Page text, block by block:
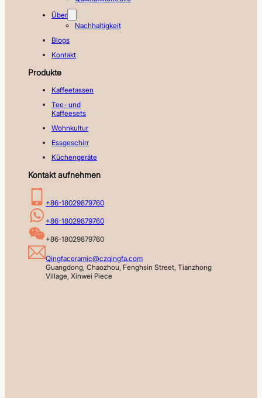
Über
Nachhaltigkeit
Blogs
Kontakt
Produkte
Kaffeetassen
Tee- und
Kaffeesets
Wohnkultur
Essgeschirr
Küchengeräte
Kontakt aufnehmen
+86-18029879760
+86-18029879760
+86-18029879760
Qingfaceramic@czqingfa.com
Guangdong, Chaozhou, Fenghsin Street, Tianzhong
Village, Xinwei Piece